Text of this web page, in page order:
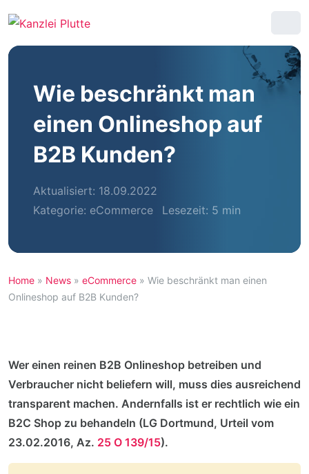
Wie beschränkt man
einen Onlineshop auf
B2B Kunden?
Aktualisiert: 18.09.2022
Kategorie: eCommerce Lesezeit: 5 min
Home » News » eCommerce » Wie beschränkt man einen
Onlineshop auf B2B Kunden?
Wer einen reinen B2B Onlineshop betreiben und
Verbraucher nicht beliefern will, muss dies ausreichend
transparent machen. Andernfalls ist er rechtlich wie ein
B2C Shop zu behandeln (LG Dortmund, Urteil vom
23.02.2016, Az. 25 O 139/15).